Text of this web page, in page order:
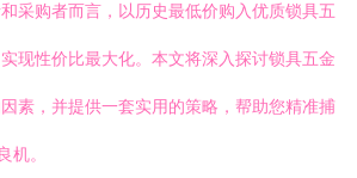
采购者而言，以历史最低价购入优质锁具五
现性价比最大化。本文将深入探讨锁具五金
素，并提供一套实用的策略，帮助您精准捕
机。